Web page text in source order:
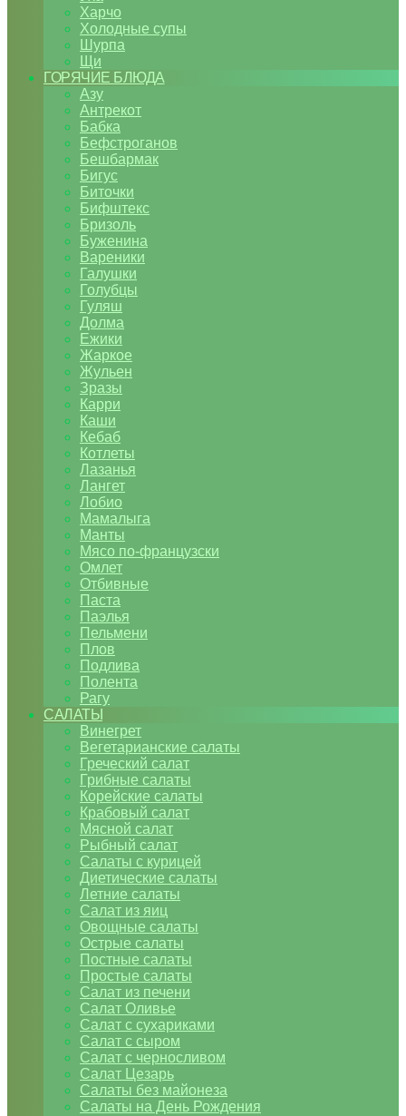
Харчо
Холодные супы
Шурпа
Щи
ГОРЯЧИЕ БЛЮДА
Азу
Антрекот
Бабка
Бефстроганов
Бешбармак
Бигус
Биточки
Бифштекс
Бризоль
Буженина
Вареники
Галушки
Голубцы
Гуляш
Долма
Ежики
Жаркое
Жульен
Зразы
Карри
Каши
Кебаб
Котлеты
Лазанья
Лангет
Лобио
Мамалыга
Манты
Мясо по-французски
Омлет
Отбивные
Паста
Паэлья
Пельмени
Плов
Подлива
Полента
Рагу
САЛАТЫ
Винегрет
Вегетарианские салаты
Греческий салат
Грибные салаты
Корейские салаты
Крабовый салат
Мясной салат
Рыбный салат
Салаты с курицей
Диетические салаты
Летние салаты
Салат из яиц
Овощные салаты
Острые салаты
Постные салаты
Простые салаты
Салат из печени
Салат Оливье
Салат с сухариками
Салат с сыром
Салат с черносливом
Салат Цезарь
Салаты без майонеза
Салаты на День Рождения